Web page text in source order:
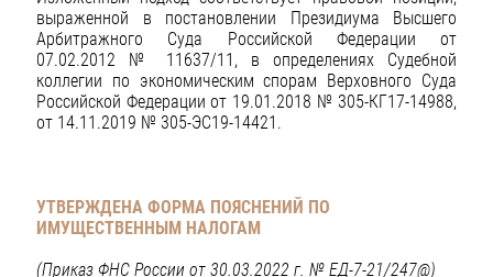
выраженной в постановлении Президиума Высшего
Арбитражного Суда Российской Федерации от
07.02.2012 № 11637/11, в определениях Судебной
коллегии по экономическим спорам Верховного Суда
Российской Федерации от 19.01.2018 № 305-КГ17-14988,
от 14.11.2019 № 305-ЭС19-14421.
УТВЕРЖДЕНА ФОРМА ПОЯСНЕНИЙ ПО
ИМУЩЕСТВЕННЫМ НАЛОГАМ
(Приказ ФНС России от 30.03.2022 г. № ЕД-7-21/247@)